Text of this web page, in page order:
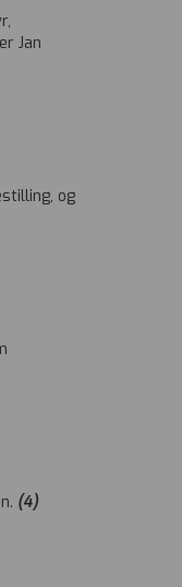
Jan
og
(4)